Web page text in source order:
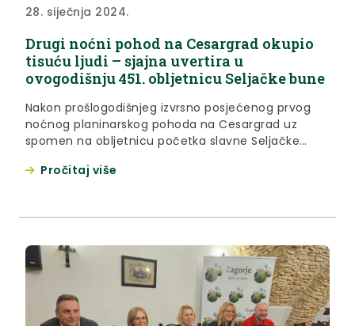
28. siječnja 2024.
Drugi noćni pohod na Cesargrad okupio
tisuću ljudi – sjajna uvertira u
ovogodišnju 451. obljetnicu Seljačke bune
Nakon prošlogodišnjeg izvrsno posjećenog prvog
noćnog planinarskog pohoda na Cesargrad uz
spomen na obljetnicu početka slavne Seljačke
Turistička zajednica Biser Zagorja u suradnji s
Pročitaj više